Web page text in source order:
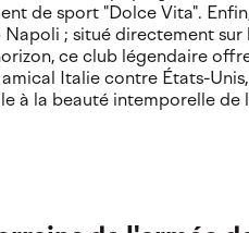
de sport "Dolce Vita".
Napoli ; situé directement
ce club légendaire
Italie contre États-
à la beauté intemporelle de